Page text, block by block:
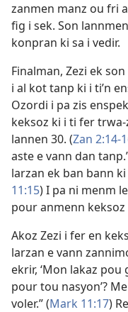
zanmen manz ou fri
fig i sek. Son
konpran ki sa i vedir.
Finalman, Zezi ek
i al kot tanp ki i ti’n
Ozordi i pa zis
keksoz ki i ti fer
lannen 30. (Zan 2:14-
aste e vann dan
larzan ek ban bann
11:15) I pa ni menm
pour anmenn
Akoz Zezi i fer en
larzan e vann
ekrir, ‘Mon lakaz
pour tou nasyon’?
voler.” (Mark 11:17)